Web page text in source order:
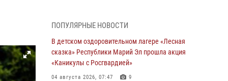
провели занятие по антикоррупционной
тематике
04 августа 2026, 06:06 2
Генерал-полковник Юрий Аверин выступил на
ПОПУЛЯРНЫЕ НОВОСТИ
В детском оздоровительном лагере «Лесная
сказка» Республики Марий Эл прошла акция
«Каникулы с Росгвардией»
04 августа 2026, 07:47 9